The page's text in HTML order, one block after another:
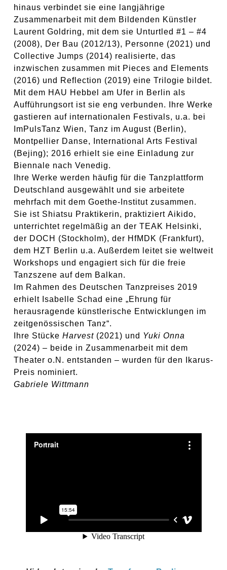
hinaus verbindet sie eine langjährige
Zusammenarbeit mit dem Bildenden Künstler
Laurent Goldring, mit dem sie Unturtled #1 – #4
(2008), Der Bau (2012/13), Personne (2021) und
Collective Jumps (2014) realisierte, das
inzwischen zusammen mit Pieces and Elements
(2016) und Reflection (2019) eine Trilogie bildet.
Mit dem HAU Hebbel am Ufer in Berlin als
Aufführungsort ist sie eng verbunden. Ihre Werke
gastieren auf internationalen Festivals, u.a. bei
ImPulsTanz Wien, Tanz im August (Berlin),
Montpellier Danse, International Arts Festival
(Bejing); 2016 erhielt sie eine Einladung zur
Biennale nach Venedig.
Ihre Werke werden häufig für die Tanzplattform
Deutschland ausgewählt und sie arbeitete
mehrfach mit dem Goethe-Institut zusammen.
Sie ist Shiatsu Praktikerin, praktiziert Aikido,
unterrichtet regelmäßig an der TEAK Helsinki,
der DOCH (Stockholm), der HfMDK (Frankfurt),
dem HZT Berlin u.a. Außerdem leitet sie weltweit
Workshops und engagiert sich für die freie
Tanzszene auf dem Balkan.
Im Rahmen des Deutschen Tanzpreises 2019
erhielt Isabelle Schad eine „Ehrung für
herausragende künstlerische Entwicklungen im
zeitgenössischen Tanz“.
Ihre Stücke Harvest(2021) und Yuki Onna
(2024) – beide in Zusammenarbeit mit dem
Theater o.N. entstanden – wurden für den Ikarus-
Preis nominiert.
Gabriele Wittmann